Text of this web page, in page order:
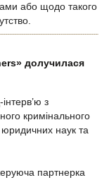
або щодо такого
долучилася
з
кримінального
наук та
партнерка